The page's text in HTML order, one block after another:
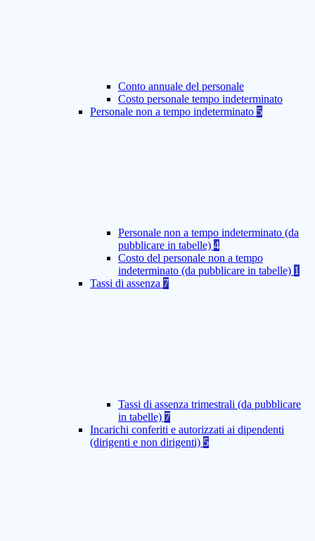
Conto annuale del personale
Costo personale tempo indeterminato
Personale non a tempo indeterminato 5
Personale non a tempo indeterminato (da
pubblicare in tabelle) 4
Costo del personale non a tempo
indeterminato (da pubblicare in tabelle) 1
Tassi di assenza 7
Tassi di assenza trimestrali (da pubblicare
in tabelle) 7
Incarichi conferiti e autorizzati ai dipendenti
(dirigenti e non dirigenti) 5